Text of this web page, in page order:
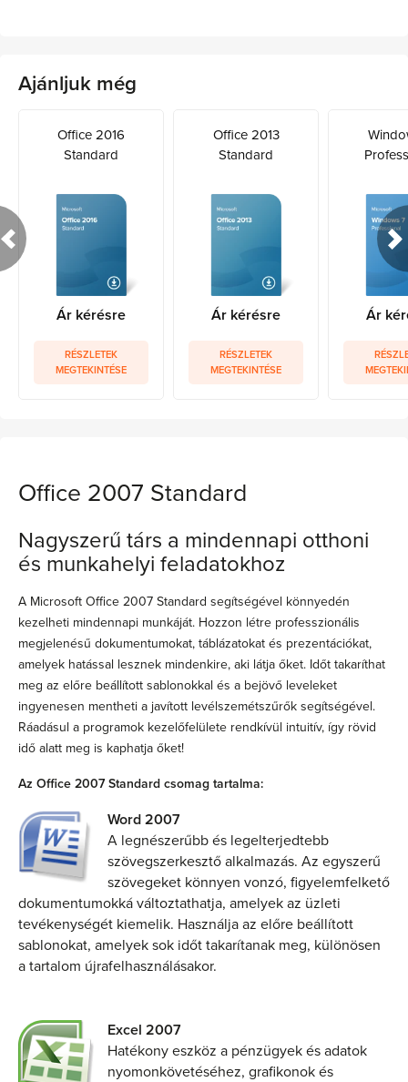
Ajánljuk még
Office 2016
Standard
Ár kérésre
RÉSZLETEK
MEGTEKINTÉSE
Office 2013
Standard
Ár kérésre
RÉSZLETEK
MEGTEKINTÉSE
Ár
Office 2007 Standard
Nagyszerű társ a mindennapi otthoni
és munkahelyi feladatokhoz
A Microsoft Office 2007 Standard segítségével könnyedén
kezelheti mindennapi munkáját. Hozzon létre professzionális
megjelenésű dokumentumokat, táblázatokat és prezentációkat,
amelyek hatással lesznek mindenkire, aki látja őket. Időt takaríthat
meg az előre beállított sablonokkal és a bejövő leveleket
ingyenesen mentheti a javított levélszemétszűrők segítségével.
Ráadásul a programok kezelőfelülete rendkívül intuitív, így rövid
idő alatt meg is kaphatja őket!
Az Office 2007 Standard csomag tartalma:
Word 2007
A legnészerűbb és legelterjedtebb
szövegszerkesztő alkalmazás. Az egyszerű
szövegeket könnyen vonzó, figyelemfelkető
dokumentumokká változtathatja, amelyek az üzleti
tevékenységét kiemelik. Használja az előre beállított
sablonokat, amelyek sok időt takarítanak meg, különösen
a tartalom újrafelhasználásakor.
Excel 2007
Hatékony eszköz a pénzügyek és adatok
nyomonkövetéséhez, grafikonok és